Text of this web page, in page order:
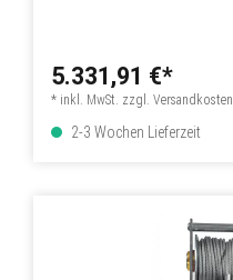
5.331,91 €*
* inkl. MwSt. zzgl. Versandkosten
2-3 Wochen Lieferzeit